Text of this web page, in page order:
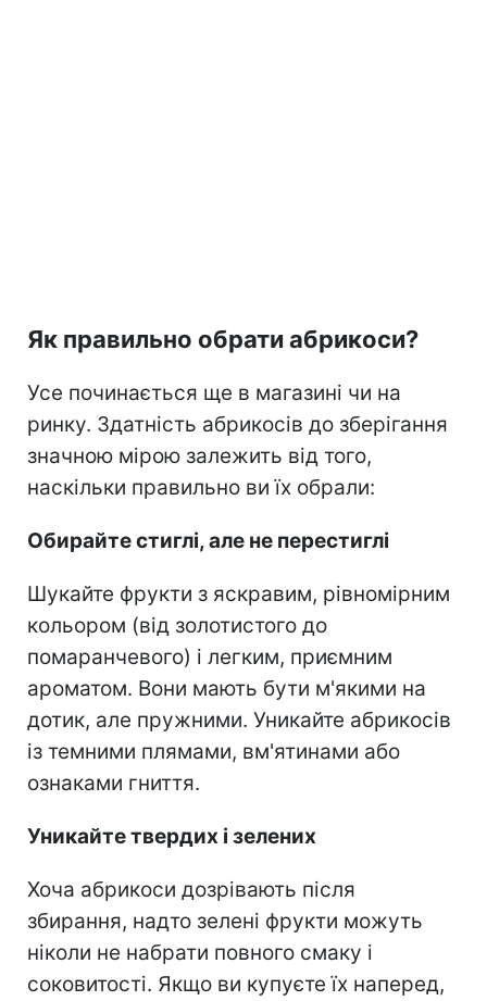
Як правильно обрати абрикоси?
Усе починається ще в магазині чи на
ринку. Здатність абрикосів до зберігання
значною мірою залежить від того,
наскільки правильно ви їх обрали:
Обирайте стиглі, але не перестиглі
Шукайте фрукти з яскравим, рівномірним
кольором (від золотистого до
помаранчевого) і легким, приємним
ароматом. Вони мають бути м'якими на
дотик, але пружними. Уникайте абрикосів
із темними плямами, вм'ятинами або
ознаками гниття.
Уникайте твердих і зелених
Хоча абрикоси дозрівають після
збирання, надто зелені фрукти можуть
ніколи не набрати повного смаку і
соковитості. Якщо ви купуєте їх наперед,